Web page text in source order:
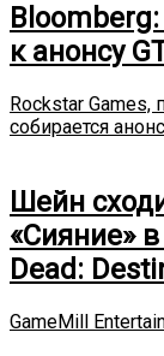
к анонсу
Rockstar Games,
собирается
Шейн
«Сияние»
Dead:
GameMill